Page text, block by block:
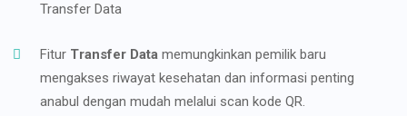
Transfer Data
Fitur Transfer Data memungkinkan pemilik baru
mengakses riwayat kesehatan dan informasi penting
anabul dengan mudah melalui scan kode QR.